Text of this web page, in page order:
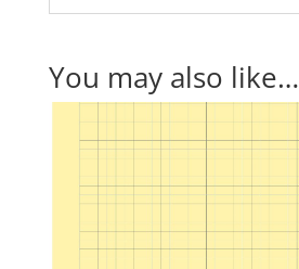
You may also like…